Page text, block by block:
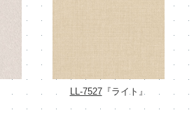
LL-7527『ライト』